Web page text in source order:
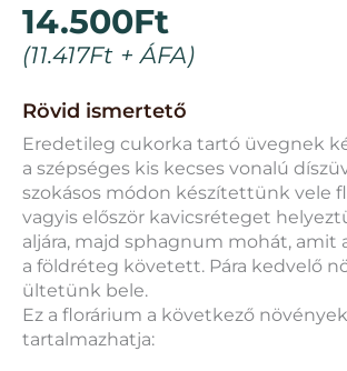
14.500Ft
(11.417Ft + ÁFA)
Rövid ismertető
Eredetileg cukorka tartó üvegnek
a szépséges kis kecses vonalú
szokásos módon készítettünk vele
vagyis először kavicsréteget
aljára, majd sphagnum mohát, amit
a földréteg követett. Pára kedvelő
ültetünk bele.
Ez a florárium a következő
tartalmazhatja: